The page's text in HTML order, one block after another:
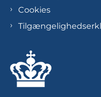
Cookies